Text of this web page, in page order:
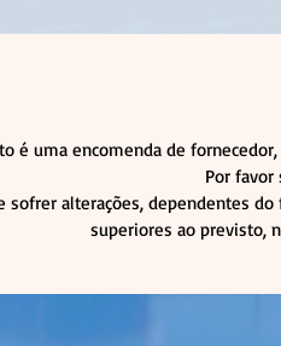
é uma encomenda de
Por
sofrer alterações, dependentes
superiores ao previsto,